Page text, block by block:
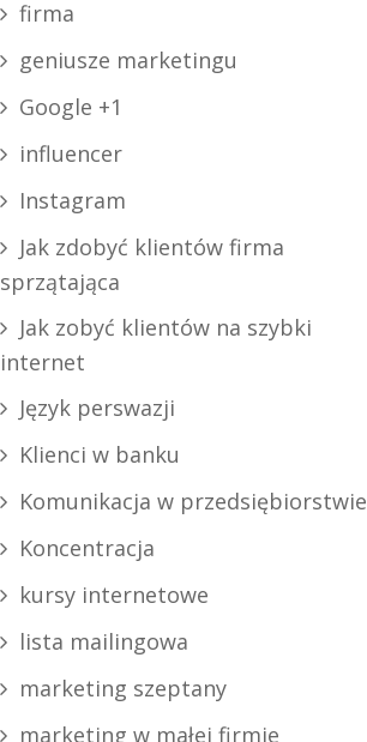
firma
geniusze marketingu
Google +1
influencer
Instagram
Jak zdobyć klientów firma
sprzątająca
Jak zobyć klientów na szybki
internet
Język perswazji
Klienci w banku
Komunikacja w przedsiębiorstwie
Koncentracja
kursy internetowe
lista mailingowa
marketing szeptany
marketing w małej firmie